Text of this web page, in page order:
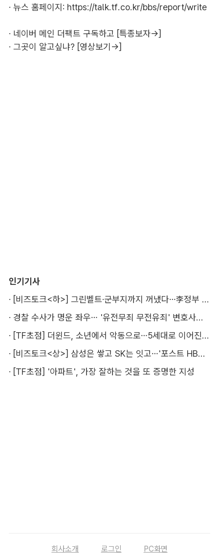
· 뉴스 홈페이지: https://talk.tf.co.kr/bbs/report/write
· 네이버 메인 더팩트 구독하고 [특종보자→]
· 그곳이 알고싶냐? [영상보기→]
인기기사
·
[비즈토크<하>] 그린벨트·군부지까지 꺼냈다…李정부 '공급 속도전' 통할까
·
경찰 수사가 명운 좌우… '유전무죄 무전유죄' 변호사비 부담 우려
·
[TF초점] 더윈드, 소년에서 악동으로…5세대로 이어진 지코·박경
·
[비즈토크<상>] 삼성은 쌓고 SK는 잇고…'포스트 HBM' 주도권 누가 잡을까
· [TF초점] '아파트', 가장 잘하는 것을 또 증명한 지성
회사소개 로그인 PC화면